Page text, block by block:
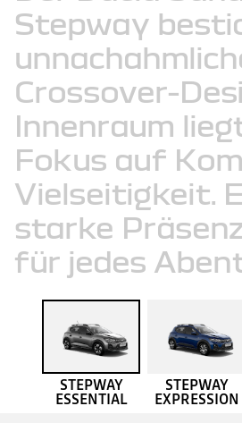
Stepway
Crossover-
Innenraum
Fokus auf
Vielseitigkeit.
starke
für jedes
STEPWAY
ESSENTIAL
STEPWAY
EXPRESSION